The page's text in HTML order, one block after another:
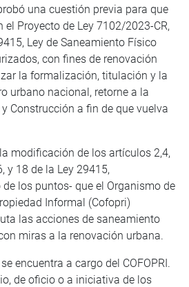
una cuestión previa para que
el Proyecto de Ley 7102/2023-CR,
Ley de Saneamiento Físico
con fines de renovación
la formalización, titulación y la
urbano nacional, retorne a la
Construcción a fin de que vuelva
modificación de los artículos 2,4,
y 18 de la Ley 29415,
los puntos- que el Organismo de
Informal (Cofopri)
las acciones de saneamiento
miras a la renovación urbana.
encuentra a cargo del COFOPRI.
de oficio o a iniciativa de los